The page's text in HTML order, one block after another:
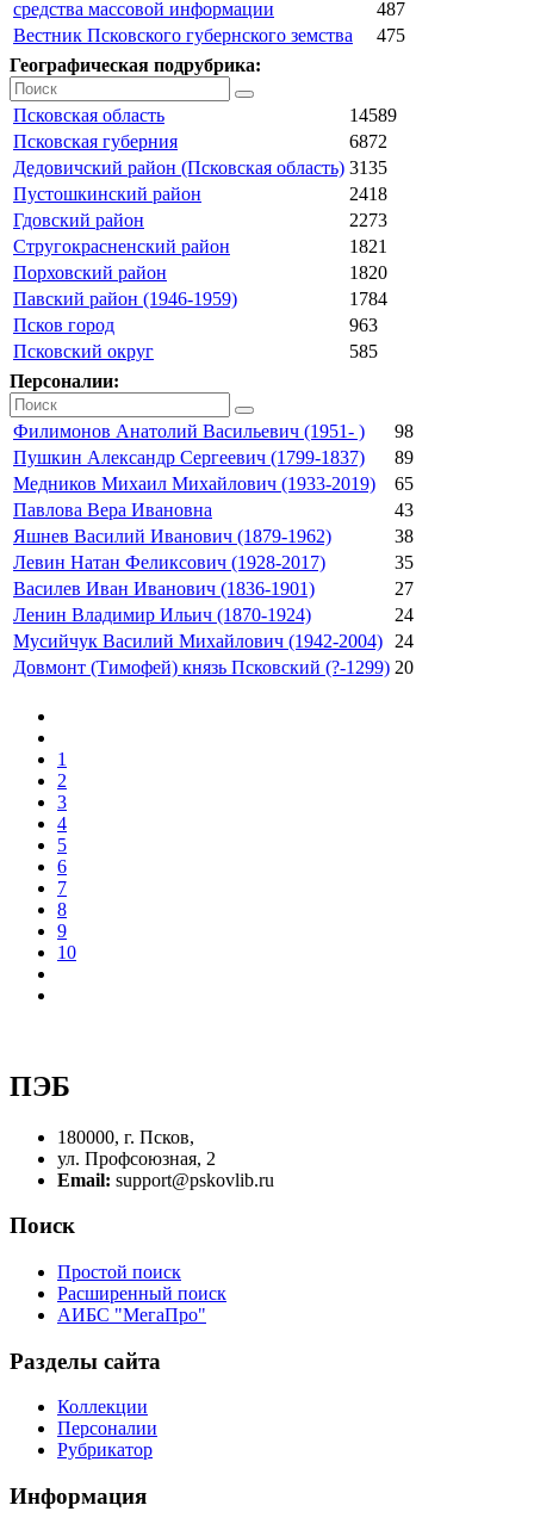
средства массовой информации
487
Вестник Псковского губернского земства
475
Географическая подрубрика:
Псковская область
14589
Псковская губерния
6872
Дедовичский район (Псковская область) 3135
Пустошкинский район
2418
Гдовский район
2273
Стругокрасненский район
1821
Порховский район
1820
Павский район (1946-1959)
1784
Псков город
963
Псковский округ
585
Персоналии:
Филимонов Анатолий Васильевич (1951- )
98
Пушкин Александр Сергеевич (1799-1837)
89
Медников Михаил Михайлович (1933-2019)
65
Павлова Вера Ивановна
43
Яшнев Василий Иванович (1879-1962)
38
Левин Натан Феликсович (1928-2017)
35
Василев Иван Иванович (1836-1901)
27
Ленин Владимир Ильич (1870-1924)
24
Мусийчук Василий Михайлович (1942-2004)
24
Довмонт (Тимофей) князь Псковский (?-1299) 20
1
2
3
4
5
6
7
8
9
10
ПЭБ
180000, г. Псков,
ул. Профсоюзная, 2
Email: support@pskovlib.ru
Поиск
Простой поиск
Расширенный поиск
АИБС "МегаПро"
Разделы сайта
Коллекции
Персоналии
Рубрикатор
Информация